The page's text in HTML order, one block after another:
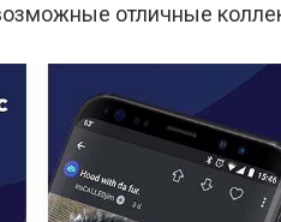
отличные